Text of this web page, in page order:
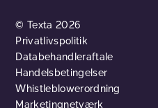
© Texta 2026
Privatlivspolitik
Databehandleraftale
Handelsbetingelser
Whistleblowerordning
Marketingnetværk